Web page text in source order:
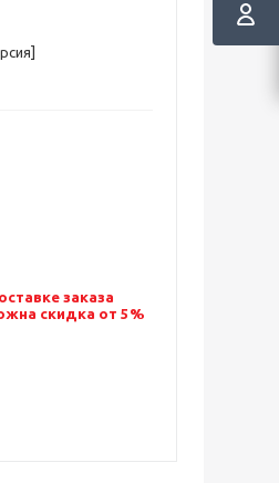
заказа
скидка от 5%